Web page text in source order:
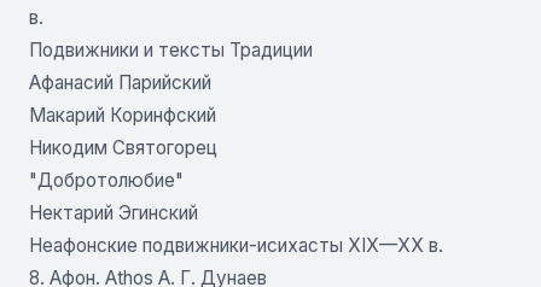
в.
Подвижники и тексты Традиции
Афанасий Парийский
Макарий Коринфский
Никодим Святогорец
"Добротолюбие"
Нектарий Эгинский
Неафонские подвижники-исихасты XIX—XX в.
8. Афон. Athos А. Г. Дунаев